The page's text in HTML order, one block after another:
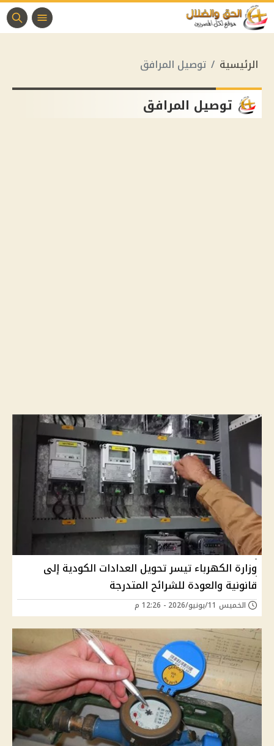
الرئيسية توصيل المرافق
توصيل المرافق
وزارة الكهرباء تيسر تحويل العدادات الكودية إلى
قانونية والعودة للشرائح المتدرجة
الخميس 11/يونيو/2026 - 12:26 م